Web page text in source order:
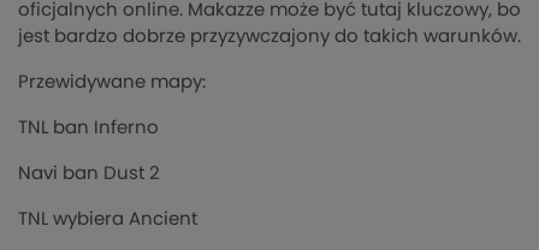
oficjalnych online. Makazze może być tutaj kluczowy, bo
jest bardzo dobrze przyzywczajony do takich warunków.
Przewidywane mapy:
TNL ban Inferno
Navi ban Dust 2
TNL wybiera Ancient